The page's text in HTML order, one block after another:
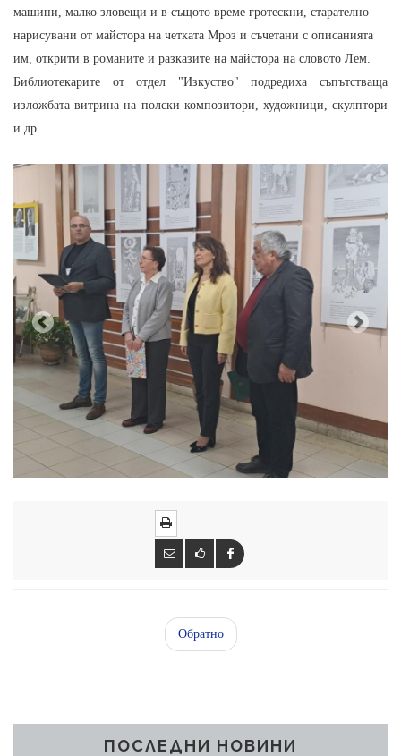
машини, малко зловещи и в същото време гротескни, старателно
нарисувани от майстора на четката Мроз и съчетани с описанията
им, открити в романите и разказите на майстора на словото Лем.
Библиотекарите от отдел "Изкуство" подредиха съпътстваща
изложбата витрина на полски композитори, художници, скулптори
и др.
Обратно
ПОСЛЕДНИ НОВИНИ